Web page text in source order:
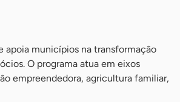
apoia municípios na transformação
O programa atua em eixos
empreendedora, agricultura familiar,